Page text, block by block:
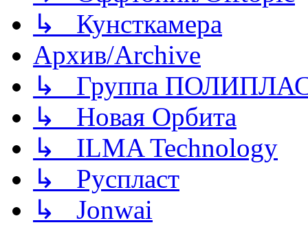
↳ Кунсткамера
Архив/Archive
↳ Группа
↳ Новая Орбита
↳ ILMA Technology
↳ Руспласт
↳ Jonwai